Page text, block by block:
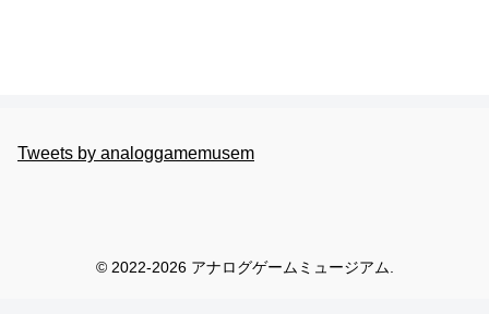
Tweets by analoggamemusem
© 2022-2026 アナログゲームミュージアム.